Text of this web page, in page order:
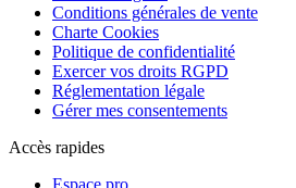
Conditions générales de vente
Charte Cookies
Politique de confidentialité
Exercer vos droits RGPD
Réglementation légale
Gérer mes consentements
Accès rapides
Espace pro